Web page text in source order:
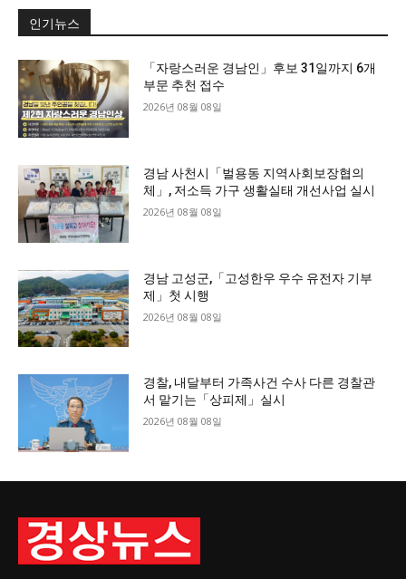
인기뉴스
「자랑스러운 경남인」후보 31일까지 6개
부문 추천 접수
2026년 08월 08일
경남 사천시「벌용동 지역사회보장협의
체」, 저소득 가구 생활실태 개선사업 실시
2026년 08월 08일
경남 고성군,「고성한우 우수 유전자 기부
제」첫 시행
2026년 08월 08일
경찰, 내달부터 가족사건 수사 다른 경찰관
서 맡기는「상피제」실시
2026년 08월 08일